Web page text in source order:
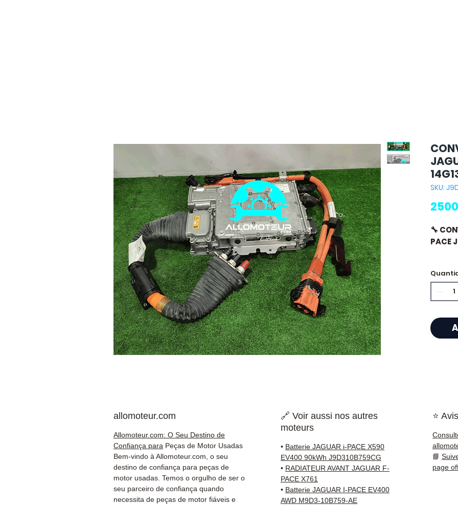
SKU:
🔧
PACE
⭐
?
✅
antes
✅
✅
allomoteur.com
Allomoteur.com: O Seu Destino de
Confiança para Peças de Motor Usadas
Bem-vindo à Allomoteur.com, o seu
destino de confiança para peças de
motor usadas. Temos o orgulho de ser o
seu parceiro de confiança quando
necessita de peças de motor fiáveis e
🔗 Voir aussi nos autres
moteurs
• Batterie JAGUAR i-PACE X590
EV400 90kWh J9D310B759CG
• RADIATEUR AVANT JAGUAR F-
PACE X761
• Batterie JAGUAR I-PACE EV400
AWD M9D3-10B759-AE
⭐
📘
page